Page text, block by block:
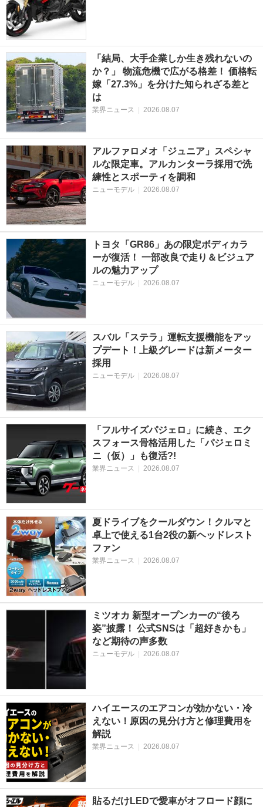
「結局、大手企業しか生き残れないの
か？」 物流危機で広がる格差！ 価格転
嫁「27.3%」を分けた知られざる差と
は
業界ニュース | 2026.08.07
アルファロメオ「ジュニア」スペシャ
ルな限定車。アルカンターラ採用で洗
練性とスポーティを調和
ニューモデル | 2026.08.07
トヨタ「GR86」あの限定ボディカラ
ーが復活！ 一部改良で走り＆ビジュア
ルの魅力アップ
ニューモデル | 2026.08.07
スバル「ステラ」運転支援機能をアッ
プデート！上級グレードは新メーター
採用
ニューモデル | 2026.08.07
「フルサイズパジェロ」に続き、エク
スフォース骨格活用した「パジェロミ
ニ（仮）」も復活?!
業界ニュース | 2026.08.07
夏ドライブをクールダウン！クルマと
卓上で使える1台2役の新ヘッドレスト
ファン
業界ニュース 2026.08.07
ミツオカ 新型オープンカーの“後ろ
姿”披露！ 公式SNSは「超好きかも」
など期待の声多数
ニューモデル 2026.08.07
ハイエースのエアコンが効かない・冷
えない！原因の見分け方と修理費用を
解説
業界ニュース 2026.08.07
貼るだけLEDで愛車がオフロード顔に